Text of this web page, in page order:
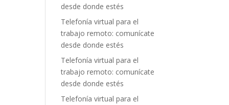
desde donde estés
Telefonía virtual para el
trabajo remoto: comunícate
desde donde estés
Telefonía virtual para el
trabajo remoto: comunícate
desde donde estés
Telefonía virtual para el